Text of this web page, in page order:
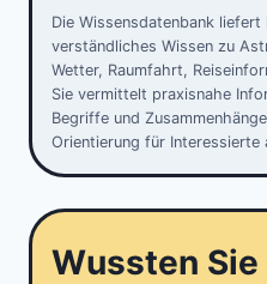
Die Wissensdatenbank
verständliches Wissen zu
Wetter, Raumfahrt,
Sie vermittelt praxisnahe
Begriffe und
Orientierung für Interessierte
Wussten Sie